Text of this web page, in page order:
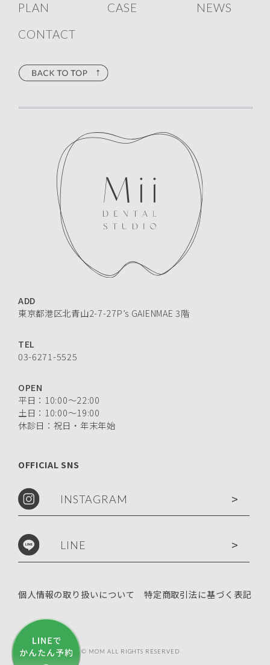
PLAN
CASE
NEWS
CONTACT
ADD
東京都港区北青山2-7-27P’s GAIENMAE 3階
TEL
03-6271-5525
OPEN
平日：10:00〜22:00
土日：10:00〜19:00
休診日：祝日・年末年始
OFFICIAL SNS
INSTAGRAM >
LINE >
個人情報の取り扱いについて 特定商取引法に基づく表記
COPYRIGHT © MOM ALL RIGHTS RESERVED